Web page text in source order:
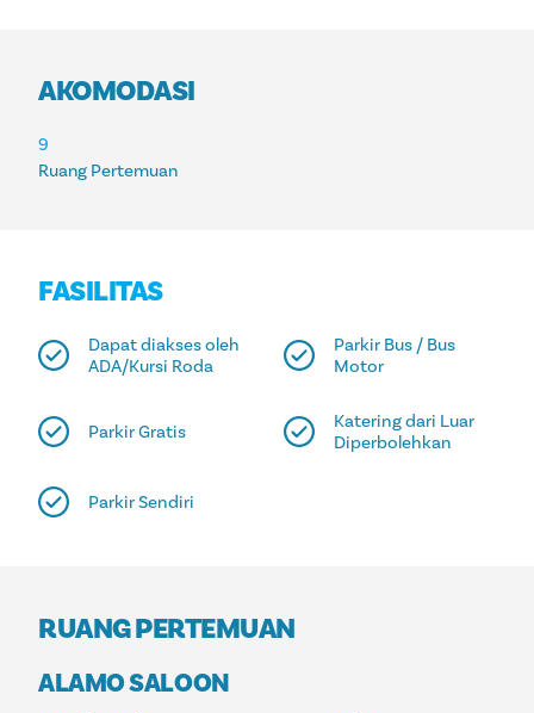
AKOMODASI
AKOMODASI
Ruang Pertemuan
9
FASILITAS
Dapat diakses oleh
ADA/Kursi Roda
Parkir Bus / Bus
Motor
Parkir Gratis
Katering dari Luar
Diperbolehkan
Parkir Sendiri
RUANG PERTEMUAN
ALAMO SALOON